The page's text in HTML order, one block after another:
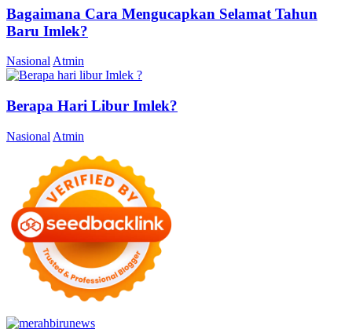
Bagaimana Cara Mengucapkan Selamat Tahun
Baru Imlek?
Nasional Atmin
Berapa Hari Libur Imlek?
Nasional Atmin